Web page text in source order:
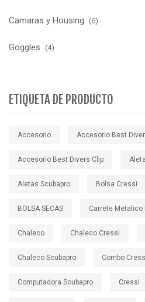
Camaras y Housing (6)
Goggles (4)
ETIQUETA DE PRODUCTO
Accesorio Accesorio Best
Accesorio Best Divers Clip
Aletas Scubapro Bolsa Cressi
BOLSA SECAS Carrete Metalico
Chaleco Chaleco Cressi
Chaleco Scubapro Combo
Computadora Scubapro Cressi